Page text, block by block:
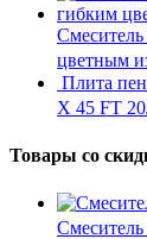
цветным
Плита
X 45 FT
Товары со